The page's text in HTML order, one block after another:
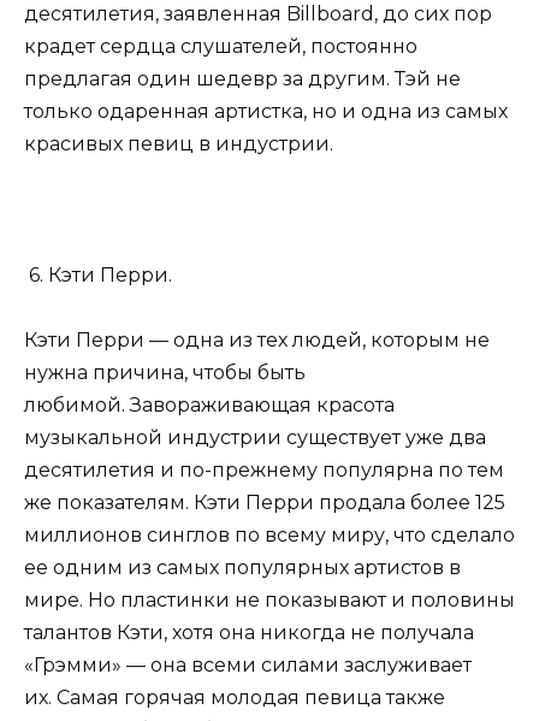
десятилетия, заявленная Billboard, до сих пор
крадет сердца слушателей, постоянно
предлагая один шедевр за другим. Тэй не
только одаренная артистка, но и одна из самых
красивых певиц в индустрии.
6. Кэти Перри.
Кэти Перри — одна из тех людей, которым не
нужна причина, чтобы быть
любимой. Завораживающая красота
музыкальной индустрии существует уже два
десятилетия и по-прежнему популярна по тем
же показателям. Кэти Перри продала более 125
миллионов синглов по всему миру, что сделало
ее одним из самых популярных артистов в
мире. Но пластинки не показывают и половины
талантов Кэти, хотя она никогда не получала
«Грэмми» — она ​​всеми силами заслуживает
их. Самая горячая молодая певица также